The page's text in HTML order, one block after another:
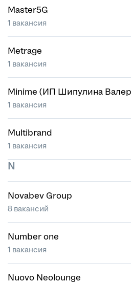
Master5G
1 вакансия
Metrage
1 вакансия
Minime (ИП Шипулина
1 вакансия
Multibrand
1 вакансия
N
Novabev Group
8 вакансий
Number one
1 вакансия
Nuovo Neolounge